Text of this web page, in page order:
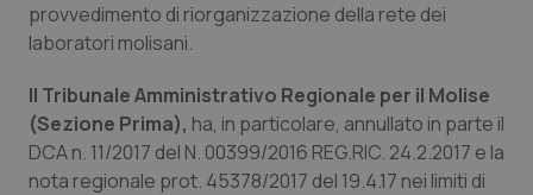
Campania
Emilia-Romagna
Friuli Venezia Giulia
Car-T
Colesterolo & coronaropatie
Dermatite Atopica
provvedimento di riorganizzazione della rete dei
laboratori molisani.
Il Tribunale Amministrativo Regionale per il Molise
(Sezione Prima), ha, in particolare, annullato in parte il
DCA n. 11/2017 del N. 00399/2016 REG.RIC. 24.2.2017 e la
nota regionale prot. 45378/2017 del 19.4.17 nei limiti di